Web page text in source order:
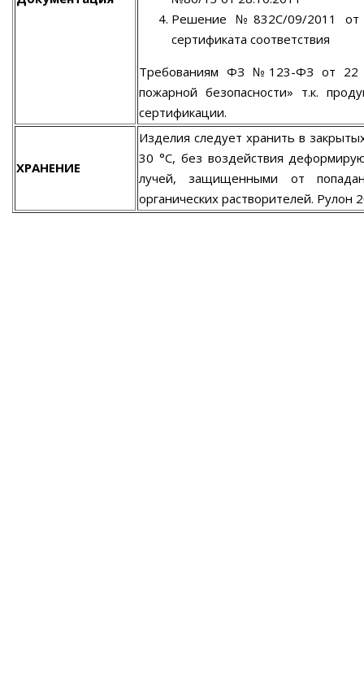
Решение №832С/09/2011 от
сертификата соответствия
Требованиям ФЗ №123-ФЗ от 22
пожарной безопасности» т.к.
сертификации.
ХРАНЕНИЕ
Изделия следует хранить в
30 °С, без воздействия
лучей, защищенными от
органических растворителей. Рулон